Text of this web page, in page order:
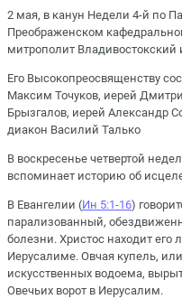
2 мая, в канун Недели 4-й по
Преображенском
митрополит
Его Высокопреосвященству
Максим Точуков, иерей
Брызгалов, иерей Александр
диакон Василий Талько
В воскресенье четвертой
вспоминает историю об
В Евангелии (Ин 5:1-16)
парализованный,
болезни. Христос находит
Иерусалиме. Овчая купель,
искусственных водоема,
Овечьих ворот в Иерусалим.